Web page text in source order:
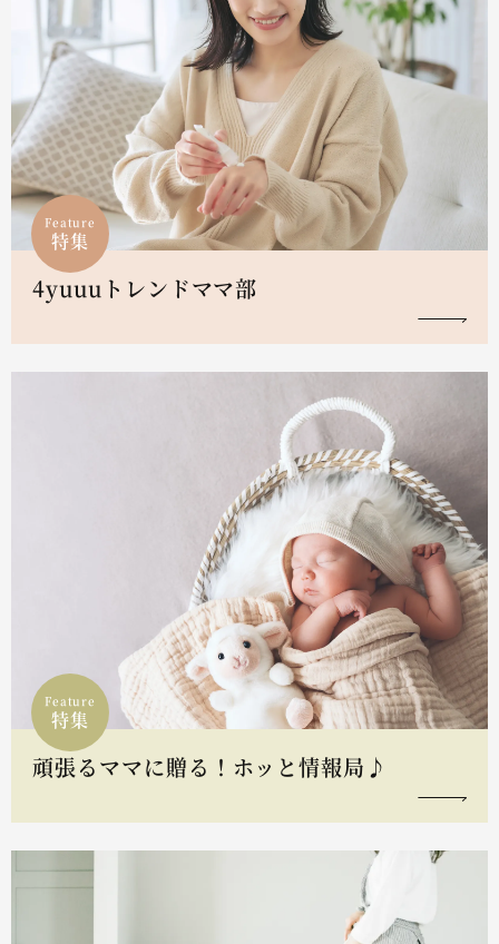
Feature
特集
4yuuuトレンドママ部
Feature
特集
頑張るママに贈る！ホッと情報局♪